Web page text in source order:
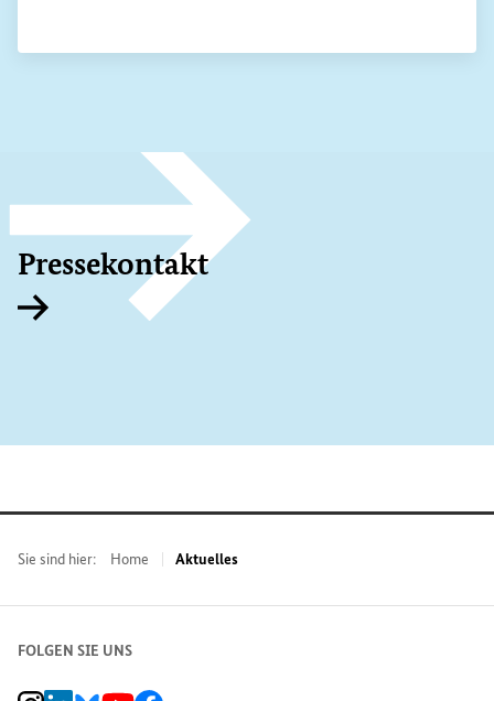
Pressekontakt
Sie sind hier: Home Aktuelles
FOLGEN SIE UNS